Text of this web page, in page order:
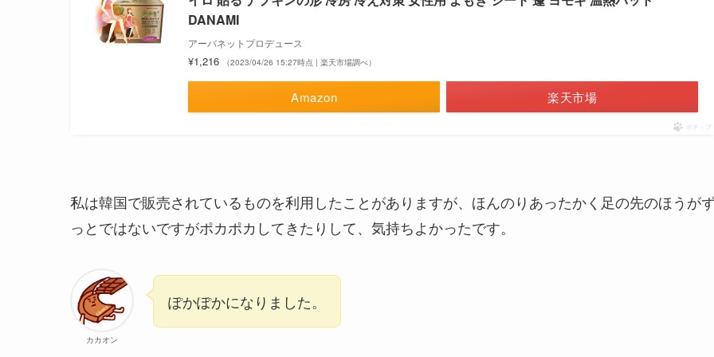
DANAMI
アーバネットプロデュース
¥1,216 （2023/04/26 15:27時点 | 楽天市場調べ）
Amazon 楽天市場
ポチップ
私は韓国で販売されているものを利用したことがありますが、ほんのりあったかく足の先のほうが
っとではないですがポカポカしてきたりして、気持ちよかったです。
カカオン
ぽかぽかになりました。